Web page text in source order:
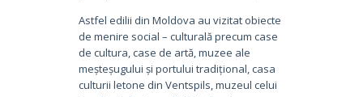
Astfel edilii din Moldova au vizitat obiecte
de menire social – culturală precum case
de cultura, case de artă, muzee ale
meșteșugului și portului tradițional, casa
culturii letone din Ventspils, muzeul celui